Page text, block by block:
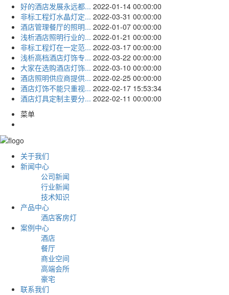
好的酒店发展永远都... 2022-01-14 00:00:00
非标工程灯水晶灯定... 2022-03-31 00:00:00
酒店管理餐厅的照明... 2022-01-07 00:00:00
浅析酒店照明行业的... 2022-01-21 00:00:00
非标工程灯在一定范... 2022-03-17 00:00:00
浅析高档酒店灯饰专... 2022-03-22 00:00:00
大家在选购酒店灯饰... 2022-03-10 00:00:00
酒店照明供应商提供... 2022-02-25 00:00:00
酒店灯饰不能只重视... 2022-02-17 15:53:34
酒店灯具定制主要分... 2022-02-11 00:00:00
菜单
关于我们
新闻中心
公司新闻
行业新闻
技术知识
产品中心
酒店客房灯
案例中心
酒店
餐厅
商业空间
高端会所
豪宅
联系我们